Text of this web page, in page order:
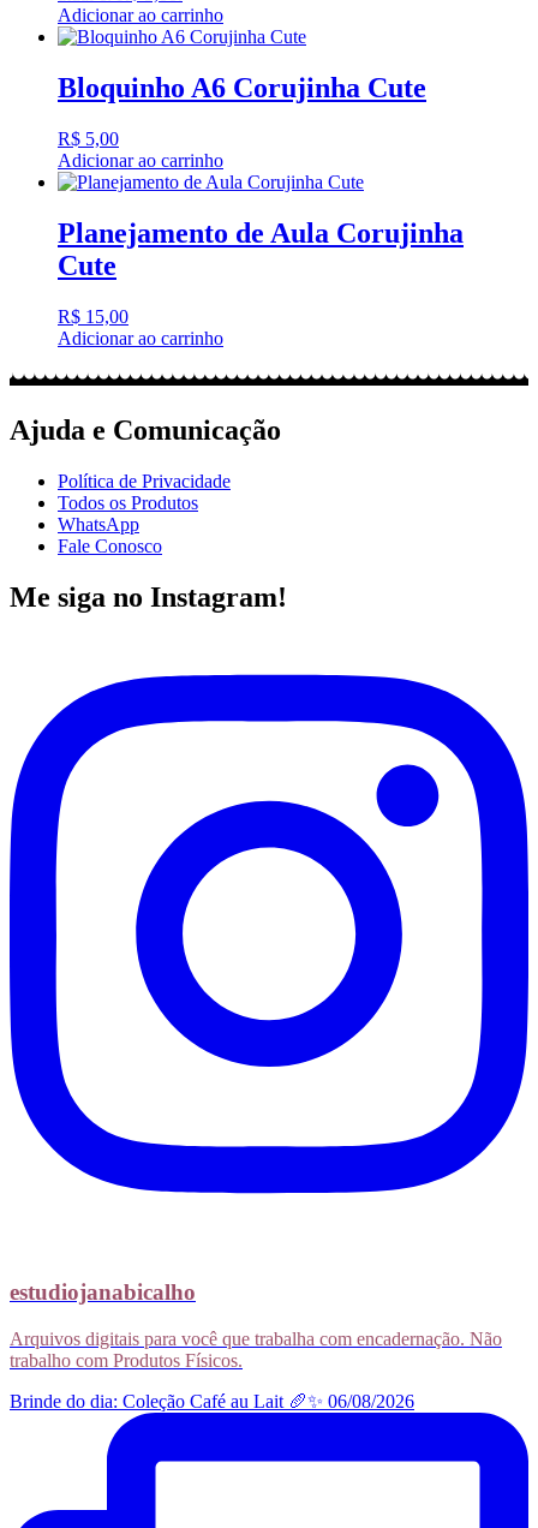
Adicionar ao carrinho
Bloquinho A6 Corujinha Cute
R$ 5,00
Adicionar ao carrinho
Planejamento de Aula Corujinha
Cute
R$ 15,00
Adicionar ao carrinho
Ajuda e Comunicação
Política de Privacidade
Todos os Produtos
WhatsApp
Fale Conosco
Me siga no Instagram!
estudiojanabicalho
Arquivos digitais para você que trabalha com encadernação. Não
trabalho com Produtos Físicos.
Brinde do dia: Coleção Café au Lait 🥖✨ 06/08/2026